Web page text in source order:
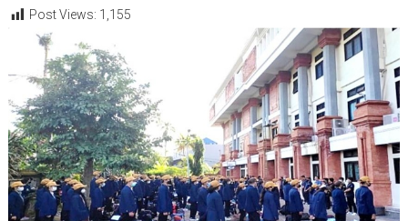
Post Views: 1,155